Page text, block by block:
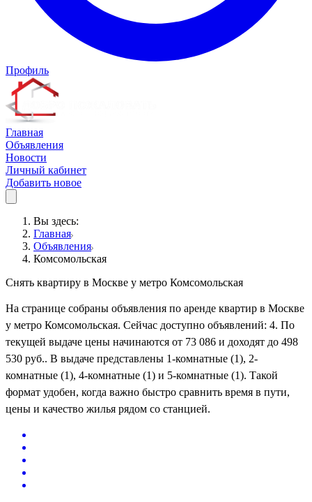
Профиль
Главная
Объявления
Новости
Личный кабинет
Добавить новое
Вы здесь:
Главная
Объявления
Комсомольская
Снять квартиру в Москве у метро Комсомольская
На странице собраны объявления по аренде квартир в Москве
у метро Комсомольская. Сейчас доступно объявлений: 4. По
текущей выдаче цены начинаются от 73 086 и доходят до 498
530 руб.. В выдаче представлены 1-комнатные (1), 2-
комнатные (1), 4-комнатные (1) и 5-комнатные (1). Такой
формат удобен, когда важно быстро сравнить время в пути,
цены и качество жилья рядом со станцией.